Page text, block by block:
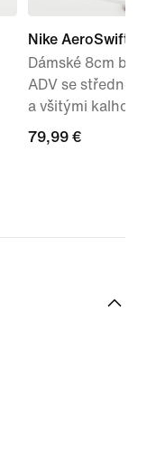
Nike AeroSwift
Dámské 8cm
ADV se středně
a všitými
79,99 €
79,99 €